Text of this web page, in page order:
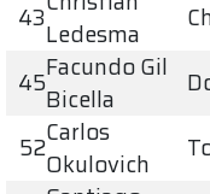
43Ledesma
45Facundo Gil
Bicella
52Carlos
Okulovich